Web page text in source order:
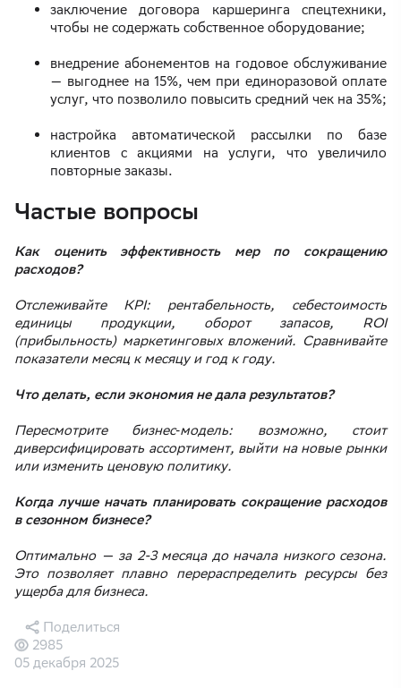
заключение договора каршеринга спецтехники,
чтобы не содержать собственное оборудование;
внедрение абонементов на годовое обслуживание
— выгоднее на 15%, чем при единоразовой оплате
услуг, что позволило повысить средний чек на 35%;
настройка автоматической рассылки по базе
клиентов с акциями на услуги, что увеличило
повторные заказы.
Частые вопросы
Как оценить эффективность мер по сокращению
расходов?
Отслеживайте KPI: рентабельность, себестоимость
единицы продукции, оборот запасов, ROI
(прибыльность) маркетинговых вложений. Сравнивайте
показатели месяц к месяцу и год к году.
Что делать, если экономия не дала результатов?
Пересмотрите бизнес‑модель: возможно, стоит
диверсифицировать ассортимент, выйти на новые рынки
или изменить ценовую политику.
Когда лучше начать планировать сокращение расходов
в сезонном бизнесе?
Оптимально — за 2-3 месяца до начала низкого сезона.
Это позволяет плавно перераспределить ресурсы без
ущерба для бизнеса.
05 декабря 2025
2985
Поделиться